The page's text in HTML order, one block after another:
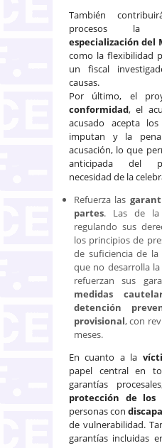
También
procesos la
especialización del
como la flexibilidad
un fiscal
causas.
Por último, el
conformidad, el
acusado acepta
imputan y la
acusación, lo que
anticipada del
necesidad de la
Refuerza las
partes. Las de la
regulando sus
los principios de
de suficiencia de
que no desarrolla
refuerzan sus
medidas
detención
provisional, con
meses.
En cuanto a la
papel central en
garantías
protección de los
personas con
de vulnerabilidad.
garantías incluidas